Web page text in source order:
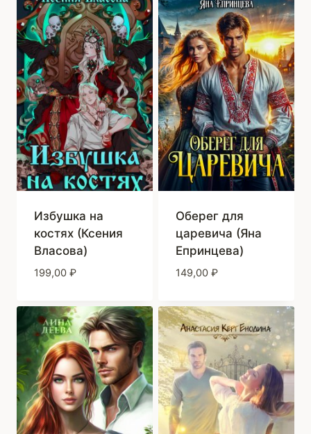
Избушка на
костях (Ксения
Власова)
199,00 ₽
Оберег для
царевича (Яна
Епринцева)
149,00 ₽